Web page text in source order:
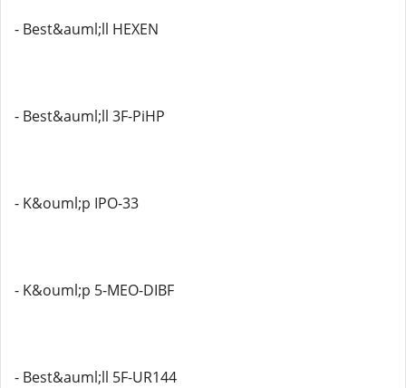
- Best&auml;ll HEXEN
- Best&auml;ll 3F-PiHP
- K&ouml;p IPO-33
- K&ouml;p 5-MEO-DIBF
- Best&auml;ll 5F-UR144